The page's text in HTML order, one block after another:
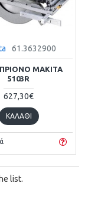
61.3632900
MAKITA
5103R
627,30€
ΚΑΛΆΘΙ
list.